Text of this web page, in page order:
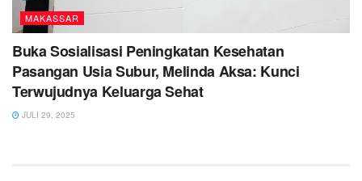
MAKASSAR
Buka Sosialisasi Peningkatan Kesehatan
Pasangan Usia Subur, Melinda Aksa: Kunci
Terwujudnya Keluarga Sehat
JULI 29, 2025